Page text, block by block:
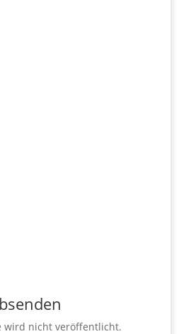
wird nicht veröffentlicht.